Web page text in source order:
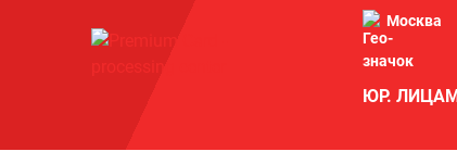
Москва
ЮР.